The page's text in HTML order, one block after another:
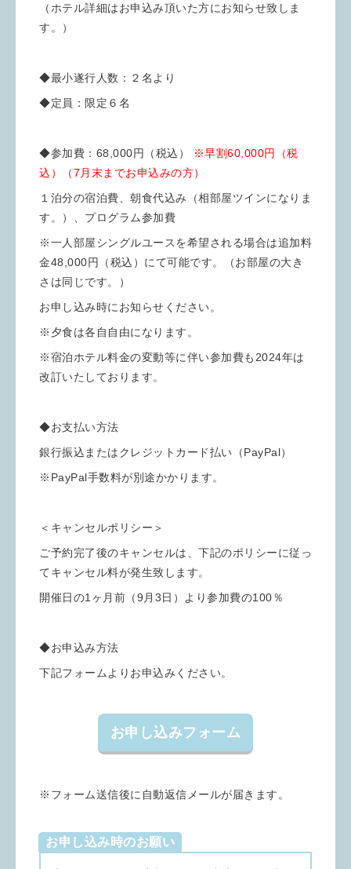
（ホテル詳細はお申込み頂いた方にお知らせ致しま
す。）
◆最小遂行人数：２名より
◆定員：限定６名
◆参加費：68,000円（税込）
※早割60,000円（税
込）（7月末までお申込みの方）
１泊分の宿泊費、朝食代込み（相部屋ツインになりま
す。）、プログラム参加費
※一人部屋シングルユースを希望される場合は追加料
金48,000円（税込）にて可能です。（お部屋の大き
さは同じです。）
お申し込み時にお知らせください。
※夕食は各自自由になります。
※宿泊ホテル料金の変動等に伴い参加費も2024年は
改訂いたしております。
◆お支払い方法
銀行振込またはクレジットカード払い（PayPal）
※PayPal手数料が別途かかります。
＜キャンセルポリシー＞
ご予約完了後のキャンセルは、下記のポリシーに従っ
てキャンセル料が発生致します。
開催日の1ヶ月前（9月3日）より参加費の100％
◆お申込み方法
下記フォームよりお申込みください。
お申し込みフォーム
※フォーム送信後に自動返信メールが届きます。
お申し込み時のお願い